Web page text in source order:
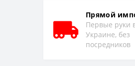
Прямой
Первые руки
Украине, без
посредников